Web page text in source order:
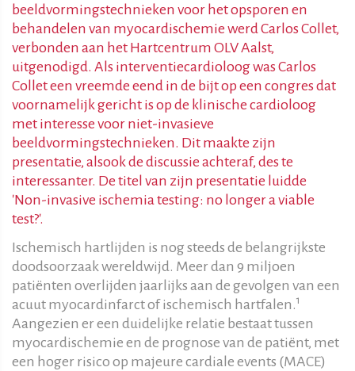
beeldvormingstechnieken voor het opsporen en
behandelen van myocardischemie werd Carlos Collet,
verbonden aan het Hartcentrum OLV Aalst,
uitgenodigd. Als interventiecardioloog was Carlos
Collet een vreemde eend in de bijt op een congres dat
voornamelijk gericht is op de klinische cardioloog
met interesse voor niet-invasieve
beeldvormingstechnieken. Dit maakte zijn
presentatie, alsook de discussie achteraf, des te
interessanter. De titel van zijn presentatie luidde
'Non-invasive ischemia testing: no longer a viable
test?'.
Ischemisch hartlijden is nog steeds de belangrijkste
doodsoorzaak wereldwijd. Meer dan 9 miljoen
patiënten overlijden jaarlijks aan de gevolgen van een
acuut myocardinfarct of ischemisch hartfalen.1
Aangezien er een duidelijke relatie bestaat tussen
myocardischemie en de prognose van de patiënt, met
een hoger risico op majeure cardiale events (MACE)